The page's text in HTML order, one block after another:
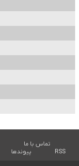
تماس با ما
RSS
پیوندها